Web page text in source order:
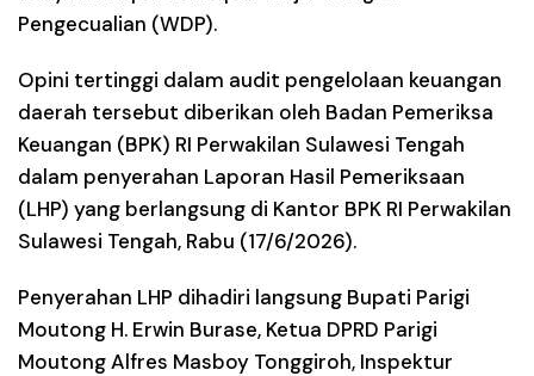
Pengecualian (WDP).
Opini tertinggi dalam audit pengelolaan keuangan
daerah tersebut diberikan oleh Badan Pemeriksa
Keuangan (BPK) RI Perwakilan Sulawesi Tengah
dalam penyerahan Laporan Hasil Pemeriksaan
(LHP) yang berlangsung di Kantor BPK RI Perwakilan
Sulawesi Tengah, Rabu (17/6/2026).
Penyerahan LHP dihadiri langsung Bupati Parigi
Moutong H. Erwin Burase, Ketua DPRD Parigi
Moutong Alfres Masboy Tonggiroh, Inspektur